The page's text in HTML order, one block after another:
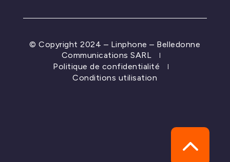
© Copyright 2024 – Linphone – Belledonne
Communications SARL
Politique de confidentialité
Conditions utilisation